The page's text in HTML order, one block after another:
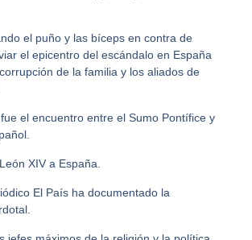
el puño y las bíceps en contra de
el epicentro del escándalo en España
de la familia y los aliados de
el encuentro entre el Sumo Pontífice y
XIV a España.
El País ha documentado la